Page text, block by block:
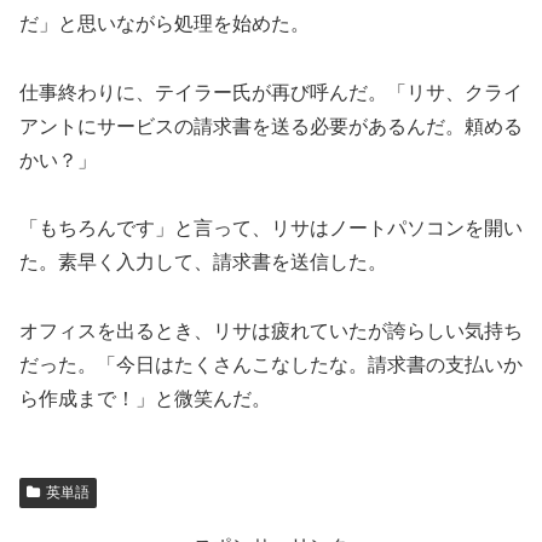
だ」と思いながら処理を始めた。
仕事終わりに、テイラー氏が再び呼んだ。「リサ、クライ
アントにサービスの請求書を送る必要があるんだ。頼める
かい？」
「もちろんです」と言って、リサはノートパソコンを開い
た。素早く入力して、請求書を送信した。
オフィスを出るとき、リサは疲れていたが誇らしい気持ち
だった。「今日はたくさんこなしたな。請求書の支払いか
ら作成まで！」と微笑んだ。
英単語